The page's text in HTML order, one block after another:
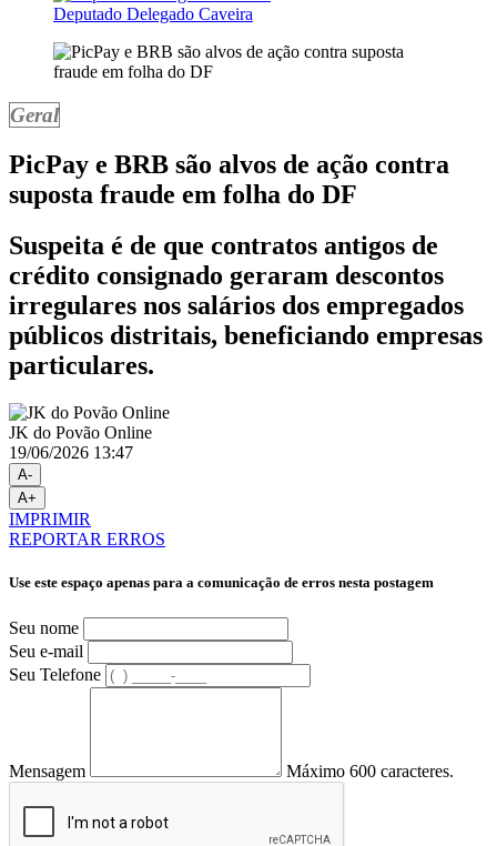
Deputado Delegado Caveira
Geral
PicPay e BRB são alvos de ação contra
suposta fraude em folha do DF
Suspeita é de que contratos antigos de
crédito consignado geraram descontos
irregulares nos salários dos empregados
públicos distritais, beneficiando empresas
particulares.
JK do Povão Online
19/06/2026 13:47
A-
A+
IMPRIMIR
REPORTAR ERROS
Use este espaço apenas para a comunicação de erros nesta postagem
Seu nome
Seu e-mail
Seu Telefone
Mensagem Máximo 600 caracteres.